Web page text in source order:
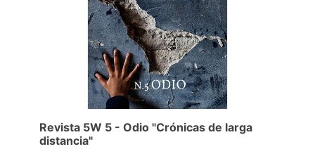
Revista 5W 5 - Odio "Crónicas de larga
distancia"